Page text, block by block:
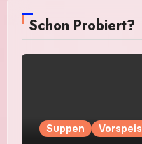
Schon Probiert?
Suppen